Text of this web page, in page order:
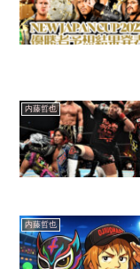
内藤哲也
内藤哲也